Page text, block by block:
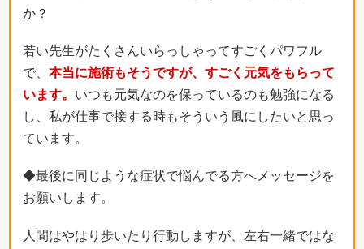
か？
若い先生がたくさんいらっしゃってすごくパワフル
で、 本当に施術もそうですが、すごく元気をもらって
います。 いつも元気なのを保っているのも勉強になる
し、私が仕事で接する時もそういう風にしたいと思っ
ています。
◆最後に同じような症状で悩んでる方へメッセージを
お願いします。
人間はやはり歩いたり行動しますが、左右一緒ではな